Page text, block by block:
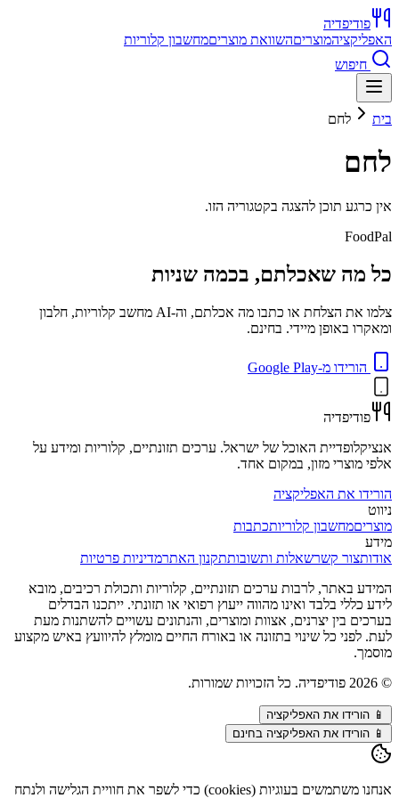
פודיפדיה
האפליקציהמוצריםהשוואת מוצריםמחשבון קלוריות
חיפוש
בית לחם
לחם
אין כרגע תוכן להצגה בקטגוריה הזו.
FoodPal
כל מה שאכלתם, בכמה שניות
צלמו את הצלחת או כתבו מה אכלתם, וה-AI מחשב קלוריות, חלבון
ומאקרו באופן מיידי. בחינם.
הורידו מ-Google Play
פודיפדיה
אנציקלופדיית האוכל של ישראל. ערכים תזונתיים, קלוריות ומידע על
אלפי מוצרי מזון, במקום אחד.
הורידו את האפליקציה
ניווט
מוצריםמחשבון קלוריותכתבות
מידע
אודותצור קשרשאלות ותשובותתקנון האתרמדיניות פרטיות
המידע באתר, לרבות ערכים תזונתיים, קלוריות ותכולת רכיבים, מובא
לידע כללי בלבד ואינו מהווה ייעוץ רפואי או תזונתי. ייתכנו הבדלים
בערכים בין יצרנים, אצוות ומוצרים, והנתונים עשויים להשתנות מעת
לעת. לפני כל שינוי בתזונה או באורח החיים מומלץ להיוועץ באיש מקצוע
מוסמך.
©
2026 פודיפדיה. כל הזכויות שמורות.
📱 הורידו את האפליקציה
📱 הורידו את האפליקציה בחינם
אנחנו משתמשים בעוגיות (cookies) כדי לשפר את חוויית הגלישה ולנתח